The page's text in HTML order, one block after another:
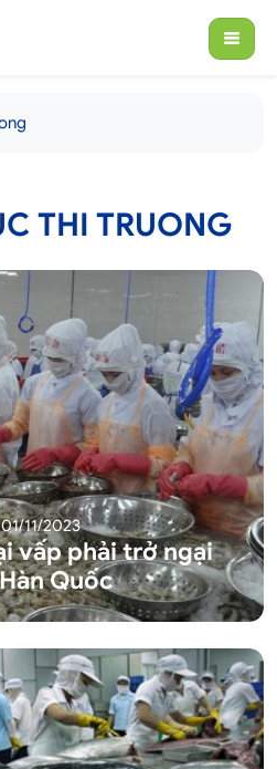
THI TRUONG
01/11/2023
vấp phải trở ngại
Quốc